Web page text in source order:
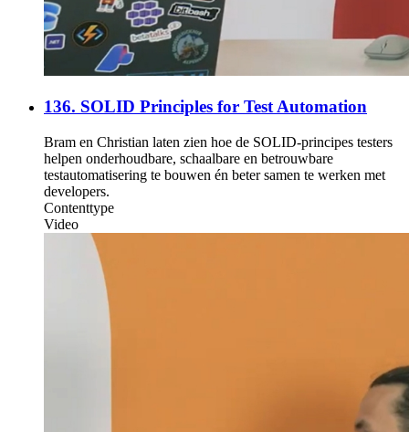
136. SOLID Principles for Test Automation
Bram en Christian laten zien hoe de SOLID-principes testers
helpen onderhoudbare, schaalbare en betrouwbare
testautomatisering te bouwen én beter samen te werken met
developers.
Contenttype
Video